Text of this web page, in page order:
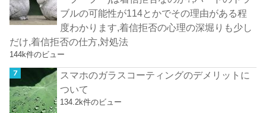
ブルの可能性が114とかでその理由がある程
度わかります,着信拒否の心理の深堀りも少し
だけ,着信拒否の仕方,対処法
144k件のビュー
スマホのガラスコーティングのデメリットに
ついて
134.2k件のビュー